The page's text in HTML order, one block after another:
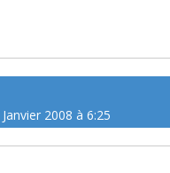
2008 à 6:25